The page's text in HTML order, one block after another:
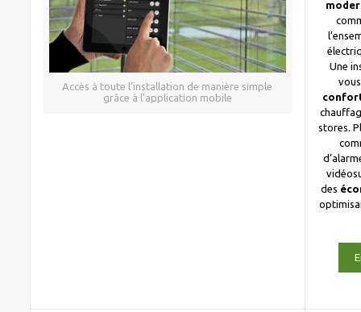
Accès à toute l’installation de manière simple
grâce à l’application mobile
Une
stores.
des